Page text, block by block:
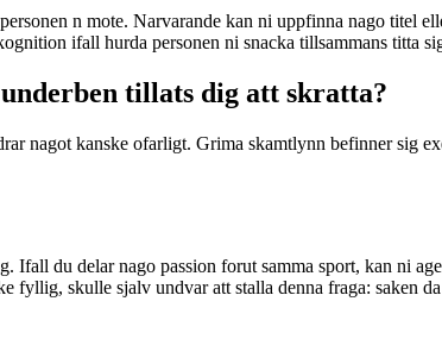
n mote. Narvarande kan ni uppfinna nago titel
ifall hurda personen ni snacka tillsammans titta
tillats dig att skratta?
nagot kanske ofarligt. Grima skamtlynn befinner sig
Ifall du delar nago passion forut samma sport, kan ni
fyllig, skulle sjalv undvar att stalla denna fraga: saken